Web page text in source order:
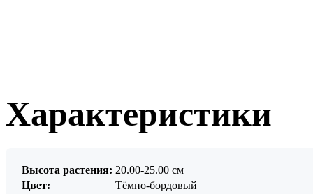
Характеристики
Высота растения: 20.00-25.00 см
Цвет:
Тёмно-бордовый